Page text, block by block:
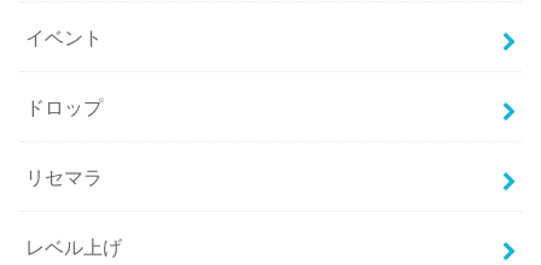
イベント
ドロップ
リセマラ
レベル上げ